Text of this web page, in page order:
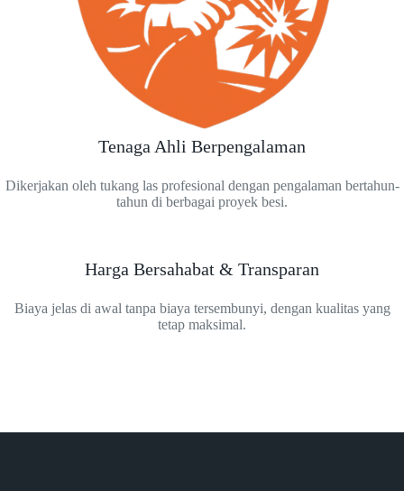
Tenaga Ahli Berpengalaman
Dikerjakan oleh tukang las profesional dengan pengalaman bertahun-
tahun di berbagai proyek besi.
Harga Bersahabat & Transparan
Biaya jelas di awal tanpa biaya tersembunyi, dengan kualitas yang
tetap maksimal.